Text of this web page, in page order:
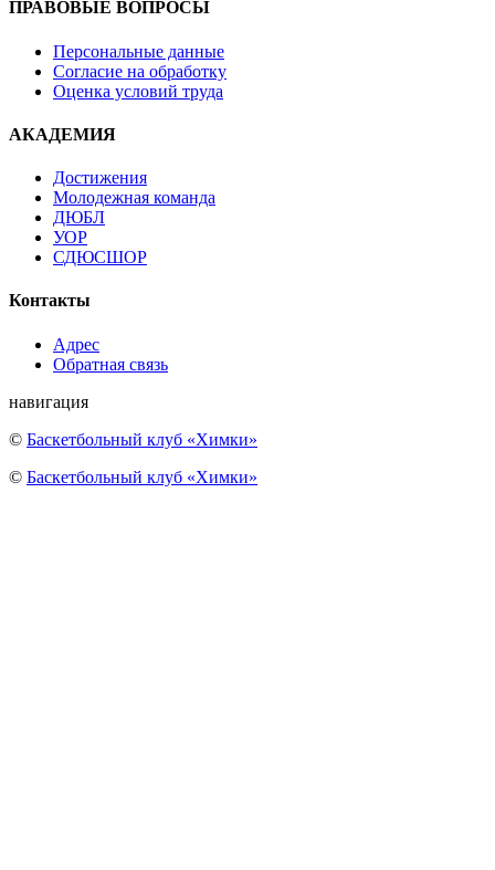
ПРАВОВЫЕ ВОПРОСЫ
Персональные данные
Согласие на обработку
Оценка условий труда
АКАДЕМИЯ
Достижения
Молодежная команда
ДЮБЛ
УОР
СДЮСШОР
Контакты
Адрес
Обратная связь
навигация
© Баскетбольный клуб «Химки»
© Баскетбольный клуб «Химки»